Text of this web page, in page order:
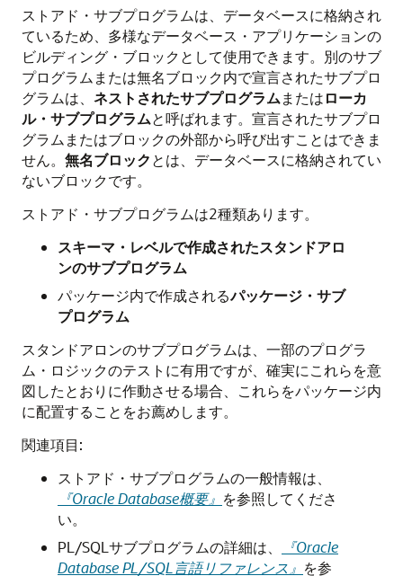
ストアド・サブプログラムは、データベースに格納され
ているため、多様なデータベース・アプリケーションの
ビルディング・ブロックとして使用できます。別のサブ
プログラムまたは無名ブロック内で宣言されたサブプロ
グラムは、 ネストされたサブプログラムまたはローカ
ル・サブプログラムと呼ばれます。宣言されたサブプロ
グラムまたはブロックの外部から呼び出すことはできま
せん。 無名ブロックとは、データベースに格納されてい
ないブロックです。
ストアド・サブプログラムは2種類あります。
スキーマ・レベルで作成されたスタンドアロ
ンのサブプログラム
パッケージ内で作成されるパッケージ・サブ
プログラム
スタンドアロンのサブプログラムは、一部のプログラ
ム・ロジックのテストに有用ですが、確実にこれらを意
図したとおりに作動させる場合、これらをパッケージ内
に配置することをお薦めします。
関連項目:
ストアド・サブプログラムの一般情報は、
『Oracle Database概要』 を参照してくださ
い。
PL/SQLサブプログラムの詳細は、
『Oracle
Database PL/SQL言語リファレンス』 を参